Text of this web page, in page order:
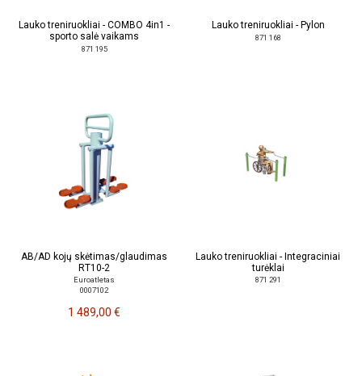
Lauko treniruokliai - COMBO 4in1 -
sporto salė vaikams
871 195
Lauko treniruokliai - Pylon
871 168
AB/AD kojų skėtimas/glaudimas
RT10-2
Euroatletas
0007102
1 489,00 €
Lauko treniruokliai - Integraciniai
turėklai
871 291